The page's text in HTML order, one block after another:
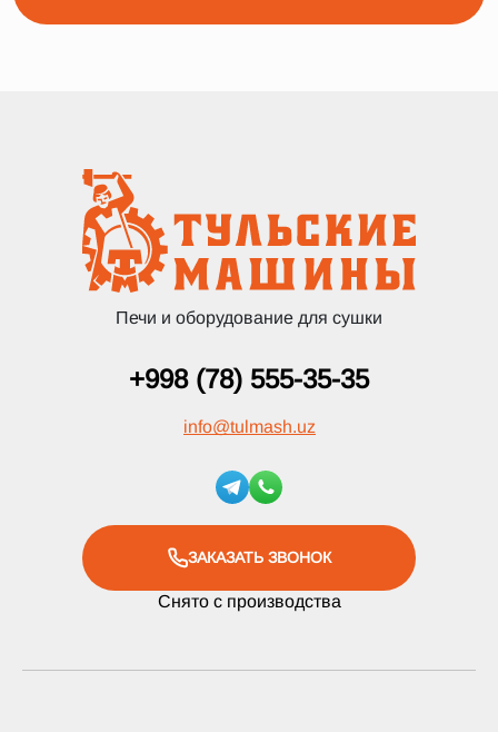
Печи и оборудование для сушки
+998 (78) 555-35-35
info@tulmash.uz
ЗАКАЗАТЬ ЗВОНОК
Снято с производства